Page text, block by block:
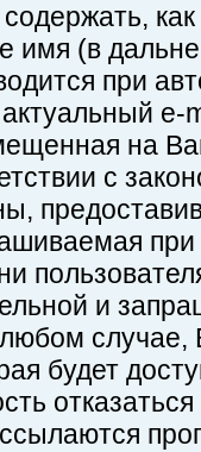
имя (в
при
на
с
при
и
будет